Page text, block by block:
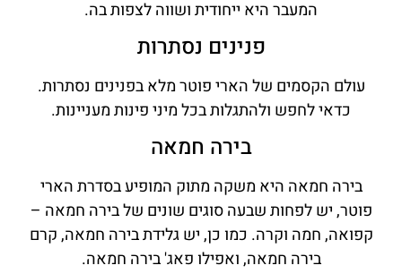
המעבר היא ייחודית ושווה לצפות בה.
פנינים נסתרות
עולם הקסמים של הארי פוטר מלא בפנינים נסתרות.
כדאי לחפש ולהתגלות בכל מיני פינות מעניינות.
בירה חמאה
בירה חמאה היא משקה מתוק המופיע בסדרת הארי
פוטר, יש לפחות שבעה סוגים שונים של בירה חמאה –
קפואה, חמה וקרה. כמו כן, יש גלידת בירה חמאה, קרם
בירה חמאה, ואפילו פאג' בירה חמאה.